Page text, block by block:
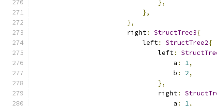
},
},
},
                        right
: StructTree3{
                            left
: StructTree2{
                                left
:
                                    a
: 1,
                                    b
: 2,
},
                                right
:
                                    a
: 1,